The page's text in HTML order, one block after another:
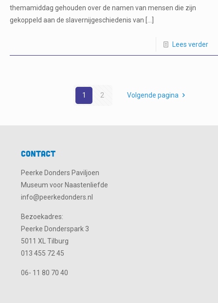
themamiddag gehouden over de namen van mensen die zijn
gekoppeld aan de slavernijgeschiedenis van
Lees verder
1 2 Volgende pagina
Contact
Peerke Donders Paviljoen
Museum voor Naastenliefde
info@peerkedonders.nl
Bezoekadres:
Peerke Donderspark 3
5011 XL Tilburg
013 455 72 45
06- 11 80 70 40